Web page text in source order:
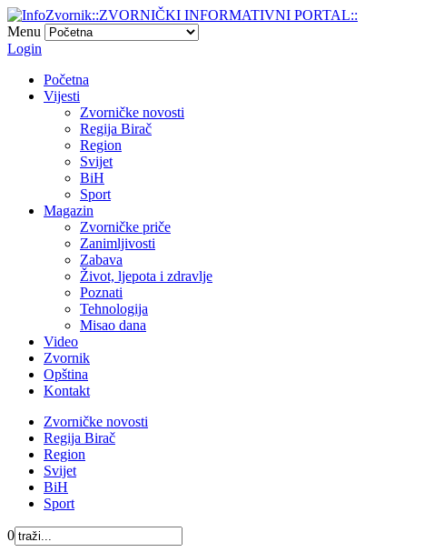
Menu
Login
Početna
Vijesti
Zvorničke novosti
Regija Birač
Region
Svijet
BiH
Sport
Magazin
Zvorničke priče
Zanimljivosti
Zabava
Život, ljepota i zdravlje
Poznati
Tehnologija
Misao dana
Video
Zvornik
Opština
Kontakt
Zvorničke novosti
Regija Birač
Region
Svijet
BiH
Sport
0